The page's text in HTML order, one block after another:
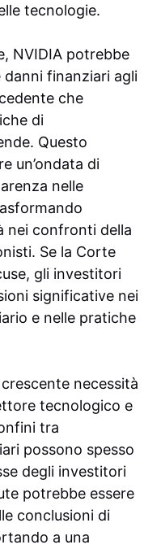
tecnologie.
NVIDIA potrebbe
finanziari agli
che
di
Questo
un’ondata di
nelle
nei confronti della
Se la Corte
gli investitori
significative nei
e nelle pratiche
necessità
tecnologico e
tra
possono spesso
degli investitori
potrebbe essere
conclusioni di
a una